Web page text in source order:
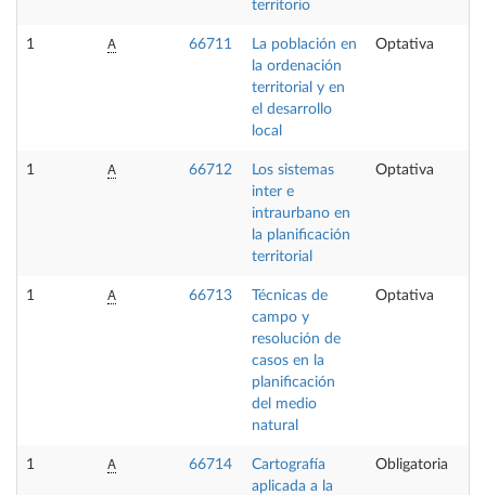
territorio
1 A 66711
La población en
la ordenación
territorial y en
el desarrollo
local
Optativa
1 A 66712
Los sistemas
inter e
intraurbano en
la planificación
territorial
Optativa
1 A 66713
Técnicas de
campo y
resolución de
casos en la
planificación
del medio
natural
Optativa
1 A 66714
Cartografía
aplicada a la
Obligatoria